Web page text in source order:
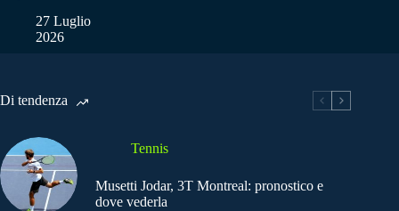
27 Luglio
2026
Di tendenza
Tennis
Musetti Jodar, 3T Montreal: pronostico e
dove vederla